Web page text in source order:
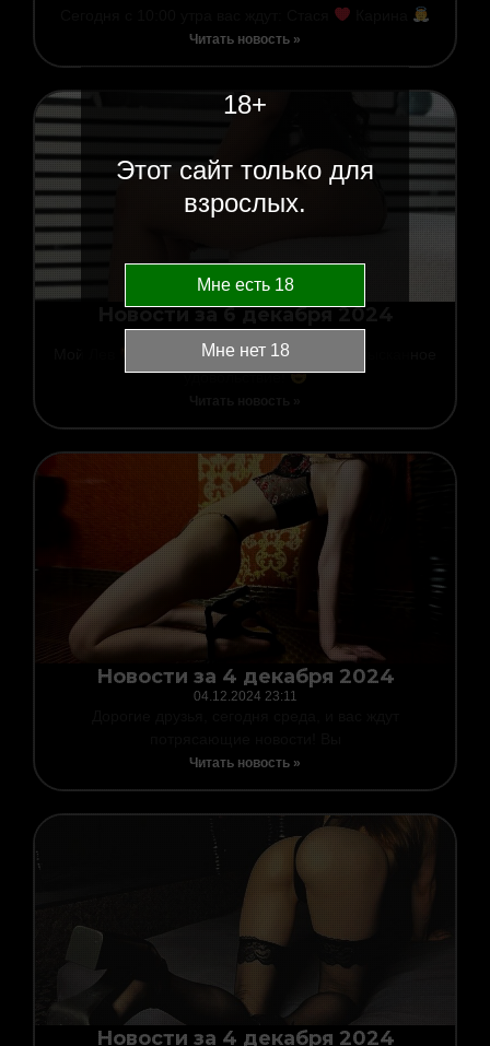
Читать новость »
Новости за 6 декабря 2024
06.12.202400:03
, сегодня тебя ждет поистине изысканное
удовольствие!
Новости за 4 декабря 2024
04.12.2024 23:11
Читать новость »
Новости за 4 декабря 2024
18+
Этот сайт только для
взрослых.